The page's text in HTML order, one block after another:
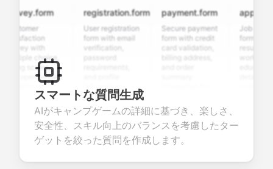
with
open-ended
valuable
about
products or
registration.form
User registration
form with email
verification,
information
fields for
seamless
account
creation.
payment.form
Secure payment
form with credit
card validation,
commerce
transactions.
Job
form with
resume
questions for
efficient
candidate
スマートな質問生成
AIがキャンプゲームの詳細に基づき、楽しさ、
安全性、スキル向上のバランスを考慮したター
ゲットを絞った質問を作成します。